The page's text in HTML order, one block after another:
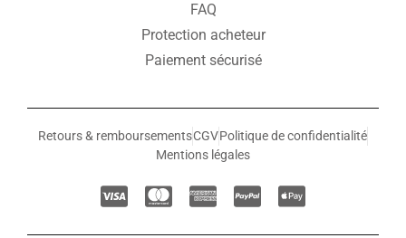
FAQ
Protection acheteur
Paiement sécurisé
Retours & remboursementsCGVPolitique de confidentialité
Mentions légales